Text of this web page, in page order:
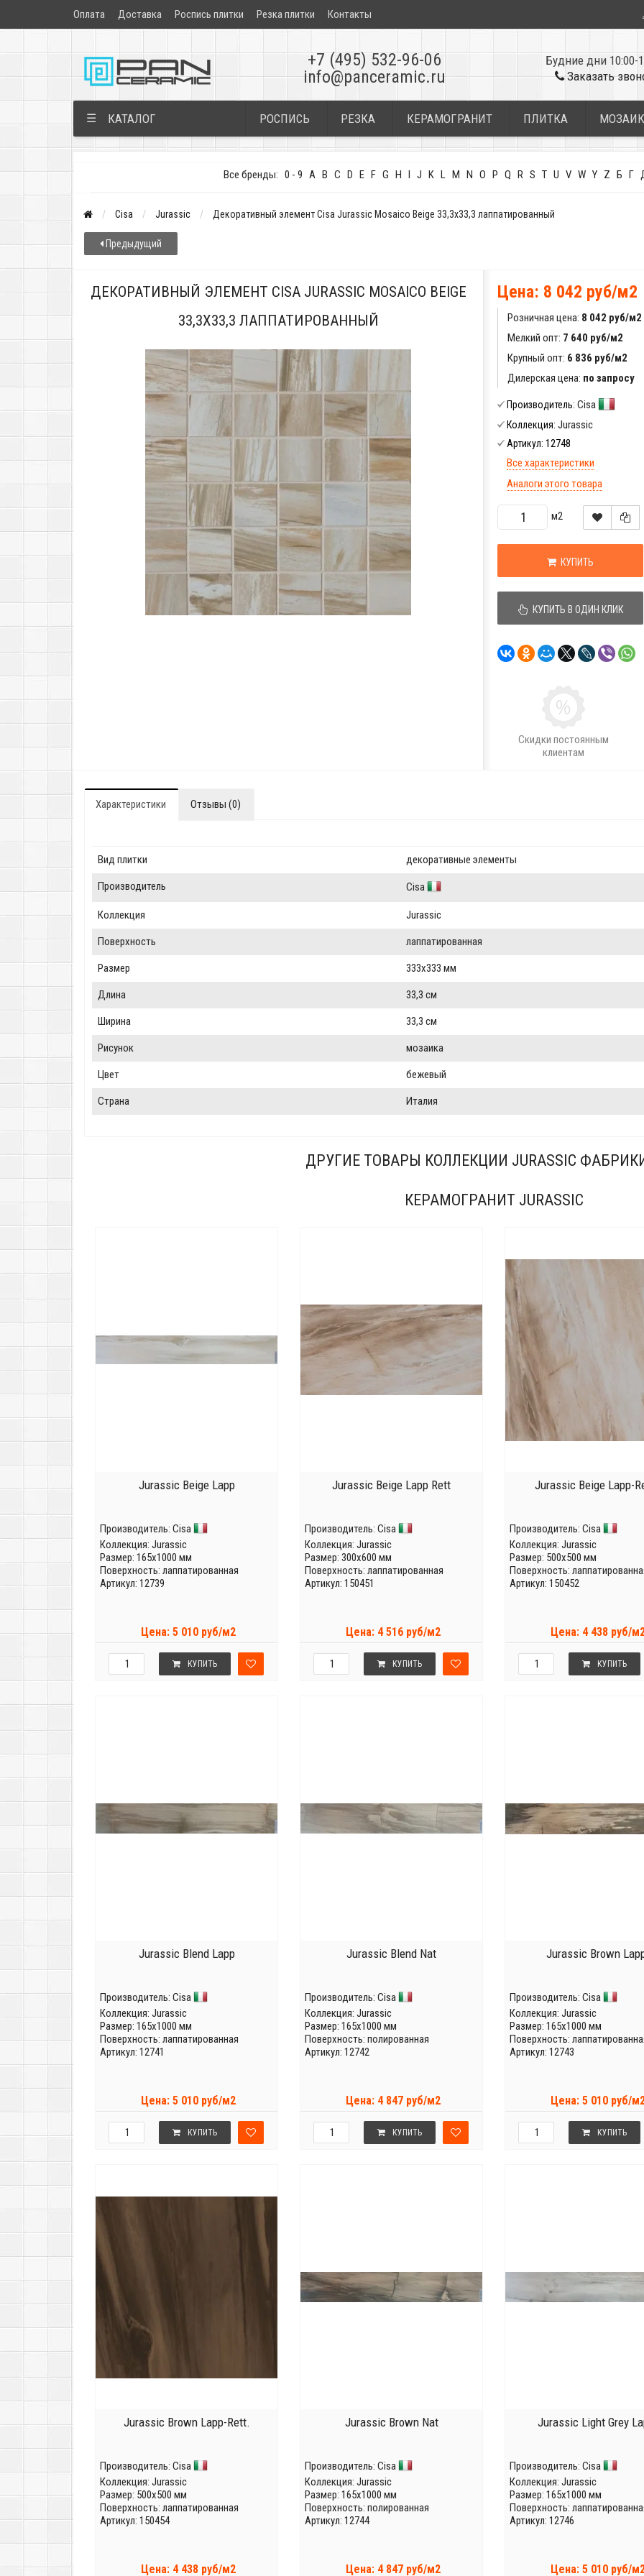
Оплата Доставка Роспись плитки Резка плитки Контакты
+7 (495) 532-96-06
info@panceramic.ru
Будние дни 10:00-
Заказать
☰ КАТАЛОГ РОСПИСЬ РЕЗКА КЕРАМОГРАНИТ ПЛИТКА
Все бренды: 0 - 9 A B C D E F G H I J K L M N O P Q R S T U V W Y Z Б Г
Cisa Jurassic Декоративный элемент Cisa Jurassic Mosaico Beige 33,3x33,3 лаппатированный
Предыдущий
ДЕКОРАТИВНЫЙ ЭЛЕМЕНТ CISA JURASSIC MOSAICO BEIGE
33,3X33,3 ЛАППАТИРОВАННЫЙ
Цена: 8 042 руб/м2
Розничная цена: 8 042 руб/м2
Мелкий опт: 7 640 руб/м2
Крупный опт: 6 836 руб/м2
Дилерская цена: по запросу
Производитель: Cisa
Коллекция: Jurassic
Артикул: 12748
Все характеристики
Аналоги этого товара
м2
КУПИТЬ
КУПИТЬ В ОДИН КЛИК
Скидки постоянным
клиентам
Характеристики Отзывы (0)
Вид плитки декоративные элементы
Производитель Cisa
Коллекция Jurassic
Поверхность лаппатированная
Размер 333x333 мм
Длина 33,3 см
Ширина 33,3 см
Рисунок мозаика
Цвет бежевый
Страна Италия
ДРУГИЕ ТОВАРЫ КОЛЛЕКЦИИ JURASSIC
КЕРАМОГРАНИТ JURASSIC
Jurassic Beige Lapp
Производитель: Cisa
Коллекция: Jurassic
Размер: 165x1000 мм
Поверхность: лаппатированная
Артикул: 12739
Цена: 5 010 руб/м2
КУПИТЬ
Jurassic Beige Lapp Rett
Производитель: Cisa
Коллекция: Jurassic
Размер: 300x600 мм
Поверхность: лаппатированная
Артикул: 150451
Цена: 4 516 руб/м2
КУПИТЬ
Jurassic Beige Lapp-
Производитель: Cisa
Коллекция: Jurassic
Размер: 500x500 мм
Поверхность:
Артикул: 150452
Цена: 4 438 руб/
КУПИТЬ
Jurassic Blend Lapp
Производитель: Cisa
Коллекция: Jurassic
Размер: 165x1000 мм
Поверхность: лаппатированная
Артикул: 12741
Цена: 5 010 руб/м2
КУПИТЬ
Jurassic Blend Nat
Производитель: Cisa
Коллекция: Jurassic
Размер: 165x1000 мм
Поверхность: полированная
Артикул: 12742
Цена: 4 847 руб/м2
КУПИТЬ
Jurassic Brown
Производитель: Cisa
Коллекция: Jurassic
Размер: 165x1000 мм
Поверхность:
Артикул: 12743
Цена: 5 010 руб/
КУПИТЬ
Jurassic Brown Lapp-Rett.
Производитель: Cisa
Коллекция: Jurassic
Размер: 500x500 мм
Поверхность: лаппатированная
Артикул: 150454
Цена: 4 438 руб/м2
Jurassic Brown Nat
Производитель: Cisa
Коллекция: Jurassic
Размер: 165x1000 мм
Поверхность: полированная
Артикул: 12744
Цена: 4 847 руб/м2
Jurassic Light Grey
Производитель: Cisa
Коллекция: Jurassic
Размер: 165x1000 мм
Поверхность:
Артикул: 12746
Цена: 5 010 руб/